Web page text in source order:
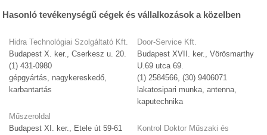
Hasonló tevékenységű cégek és vállalkozások a közelben
Hidra Technológiai Szolgáltató Kft.
Budapest X. ker., Cserkesz u. 20.
(1) 431-0980
gépgyártás, nagykereskedő,
karbantartás
Műszeroldal
Budapest XI. ker., Etele út 59-61
Door-Service Kft.
Budapest XVII. ker., Vörösmarthy
U.69 utca 69.
(1) 2584566, (30) 9406071
lakatosipari munka, antenna,
kaputechnika
Kontrol Doktor Műszaki és